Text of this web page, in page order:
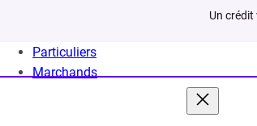
Un
Particuliers
Marchands